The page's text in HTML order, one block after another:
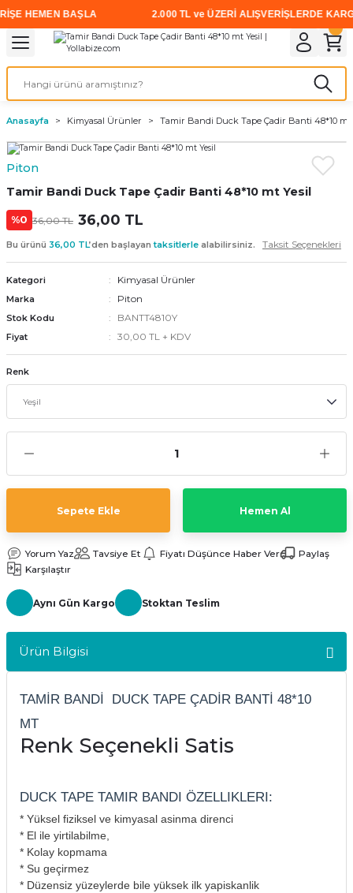
HEMEN BAŞLA 2.000 TL ve ÜZERİ ALIŞVERİŞLERDE KARGO
Geri Dön
Geri Dön
Geri Dön
Akıllı Vidalar
Sunta Vidası
Geri Dön
Geri Dön
Akülü Vidalamalar
Elektrikli Matkaplar
Gaz Armatürleri
Mıknatıslar
Geri Dön
Geri Dön
Cırt Zımparalar
Anasayfa
Kimyasal Ürünler Tamir Bandi Duck Tape Çadir Banti 48*10 mt
Piton
Tamir Bandi Duck Tape Çadir Banti 48*10 mt Yesil
%0 36,00 TL 36,00 TL
Bu ürünü 36,00 TL’den başlayantaksitlerle alabilirsiniz. Taksit Seçenekleri
Kategori Kimyasal Ürünler
Marka Piton
Stok Kodu BANTT4810Y
Fiyat 30,00 TL + KDV
Renk
Sepete Ekle Hemen Al
Yorum Yaz Tavsiye Et Fiyatı Düşünce Haber Ver
Paylaş
Karşılaştır
Aynı Gün Kargo Stoktan Teslim
Ürün Bilgisi
TAMIR BANDI DUCK TAPE ÇADIR BANTI 48*10
MT
Renk Seçenekli Satis
DUCK TAPE TAMIR BANDI ÖZELLIKLERI:
* Yüksel fiziksel ve kimyasal asinma direnci
* El ile yirtilabilme,
* Kolay kopmama
* Su geçirmez
* Düzensiz yüzeylerde bile yüksek ilk yapiskanlik